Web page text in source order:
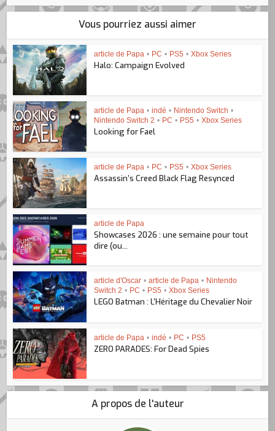
Vous pourriez aussi aimer
article de Papa • PC • PS5 • Xbox Series
Halo: Campaign Evolved
article de Papa • indé • Nintendo Switch •
Nintendo Switch 2 • PC • PS5 • Xbox Series
Looking for Fael
article de Papa • PC • PS5 • Xbox Series
Assassin’s Creed Black Flag Resynced
article de Papa
Showcases 2026 : une semaine pour tout
dire (ou...
article d'Oscar • article de Papa • Nintendo
Switch 2 • PC • PS5 • Xbox Series
LEGO Batman : L’Héritage du Chevalier Noir
article de Papa • indé • PC • PS5
ZERO PARADES: For Dead Spies
A propos de l'auteur